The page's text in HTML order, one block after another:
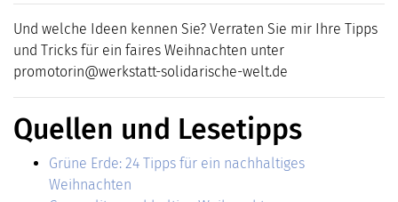
Und welche Ideen kennen Sie? Verraten Sie mir Ihre Tipps
und Tricks für ein faires Weihnachten unter
promotorin@werkstatt-solidarische-welt.de
Quellen und Lesetipps
Grüne Erde: 24 Tipps für ein nachhaltiges
Weihnachten